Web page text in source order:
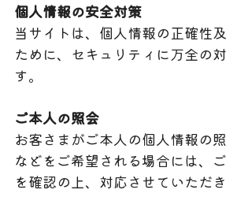
個人情報の安全対策
当サイトは、個人情報の正確性
ために、セキュリティに万全の
す。
ご本人の照会
お客さまがご本人の個人情報の
などをご希望される場合には、
を確認の上、対応させていただき